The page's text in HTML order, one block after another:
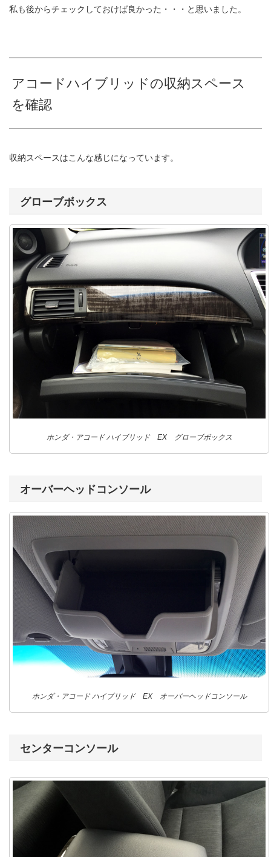
私も後からチェックしておけば良かった・・・と思いました。
アコードハイブリッドの収納スペース
を確認
収納スペースはこんな感じになっています。
グローブボックス
ホンダ・アコード ハイブリッド EX グローブボックス
オーバーヘッドコンソール
ホンダ・アコード ハイブリッド EX オーバーヘッドコンソール
センターコンソール